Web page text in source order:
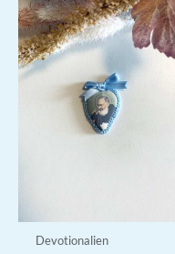
Devotionalien